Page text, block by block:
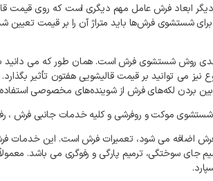
دیگر ابعاد فرش عامل مهم دیگری است که روی قیمت
برای شستشوی فرش‌ها باید متراژآن را بر قیمت تعیین
روش شستشوی فرش است. همان طور که می دانید
نیز می توانید بر قیمت قالیشویی هفتون تأثیر بگذارد.
بین بردن لکه‌های فرش از شوینده‌های مخصوصی استفاده
شستشوی موکت و روفرشی و کلیه خدمات جانبی فرش ،
اضافه می شود، تعمیرات فرش است. این خدمات
جای سوختگی، ترمیم پارگی و رفوگری می باشد. معمولاً
.